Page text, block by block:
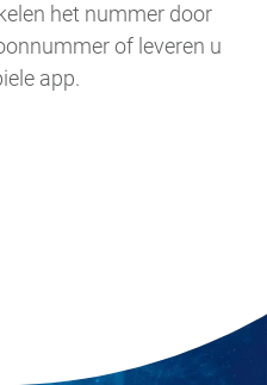
het nummer door
of leveren u
app.